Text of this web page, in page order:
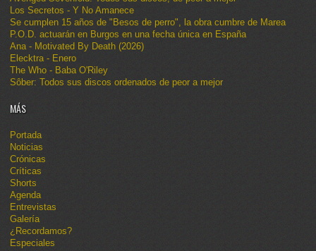
Los Secretos - Y No Amanece
Se cumplen 15 años de "Besos de perro", la obra cumbre de Marea
P.O.D. actuarán en Burgos en una fecha única en España
Ana - Motivated By Death (2026)
Elecktra - Enero
The Who - Baba O'Riley
Sôber: Todos sus discos ordenados de peor a mejor
MÁS
Portada
Noticias
Crónicas
Críticas
Shorts
Agenda
Entrevistas
Galería
¿Recordamos?
Especiales